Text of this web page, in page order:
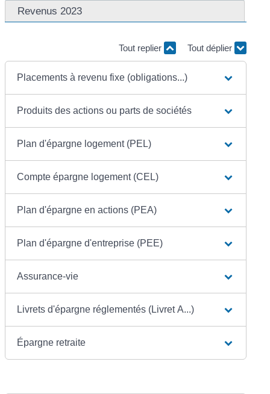
Revenus 2023
Tout replier Tout déplier
Placements à revenu fixe (obligations...)
Produits des actions ou parts de sociétés
Plan d'épargne logement (PEL)
Compte épargne logement (CEL)
Plan d'épargne en actions (PEA)
Plan d'épargne d'entreprise (PEE)
Assurance-vie
Livrets d'épargne réglementés (Livret A...)
Épargne retraite